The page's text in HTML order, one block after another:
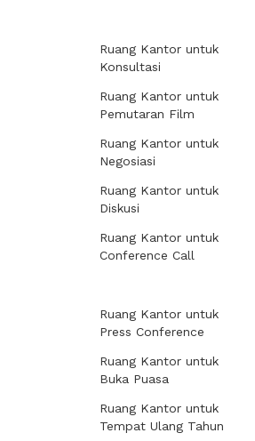
Ruang Kantor untuk
Konsultasi
Ruang Kantor untuk
Pemutaran Film
Ruang Kantor untuk
Negosiasi
Ruang Kantor untuk
Diskusi
Ruang Kantor untuk
Conference Call
Ruang Kantor untuk
Press Conference
Ruang Kantor untuk
Buka Puasa
Ruang Kantor untuk
Tempat Ulang Tahun